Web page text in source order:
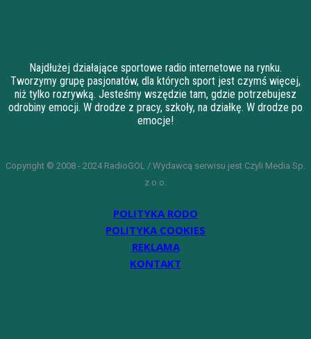
Najdłużej działające sportowe radio internetowe na rynku.
Tworzymy grupę pasjonatów, dla których sport jest czymś więcej,
niż tylko rozrywką. Jesteśmy wszędzie tam, gdzie potrzebujesz
odrobiny emocji. W drodze z pracy, szkoły, na działkę. W drodze po
emocje!
Copyright © 2008 - 2024 RadioGOL / Wydawcą serwisu jest Czyli Media Sp.
z o.o.
POLITYKA RODO
POLITYKA COOKIES
REKLAMA
KONTAKT